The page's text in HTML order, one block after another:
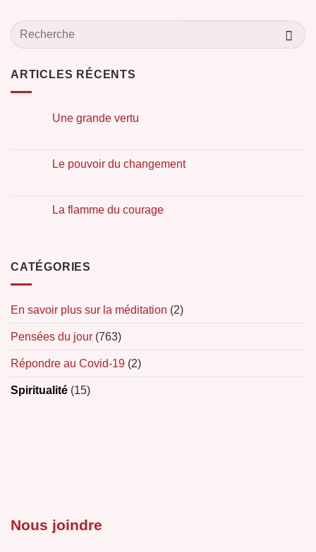
ARTICLES RÉCENTS
Une grande vertu
Le pouvoir du changement
La flamme du courage
CATÉGORIES
En savoir plus sur la méditation (2)
Pensées du jour (763)
Répondre au Covid-19 (2)
Spiritualité (15)
Nous joindre